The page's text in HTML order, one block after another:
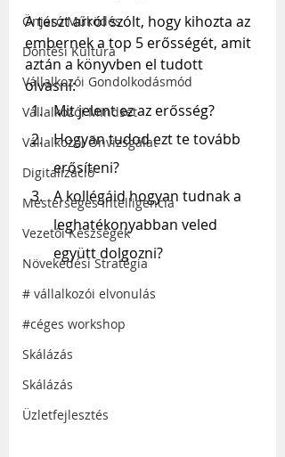
Önjáró Működés
Döntési Kultúra
Vállalkozói Gondolkodásmód
Vállalkozói Mindset
Vállalkozói Önvizsgálat
Digitalizáció
Mesterséges Intelligencia
Vezetői Készségek
Növekedési Stratégia
# vállalkozói elvonulás
#céges workshop
Skálázás
Skálázás
Üzletfejlesztés
A teszt arról szólt, hogy kihozta az
embernek a top 5 erősségét, amit
aztán a könyvben el tudott
olvasni:
Mit jelent ez az erősség?
Hogyan tudod ezt te tovább
erősíteni?
A kollégáid hogyan tudnak a
leghatékonyabban veled
együtt dolgozni?